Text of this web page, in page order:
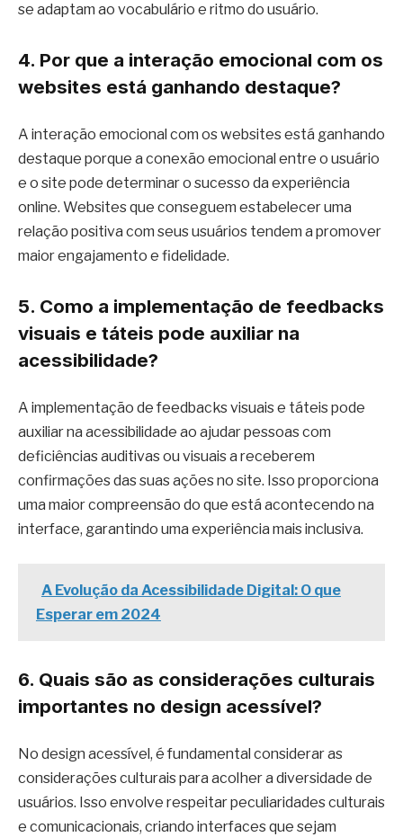
se adaptam ao vocabulário e ritmo do usuário.
4. Por que a interação emocional com os
websites está ganhando destaque?
A interação emocional com os websites está ganhando
destaque porque a conexão emocional entre o usuário
e o site pode determinar o sucesso da experiência
online. Websites que conseguem estabelecer uma
relação positiva com seus usuários tendem a promover
maior engajamento e fidelidade.
5. Como a implementação de feedbacks
visuais e táteis pode auxiliar na
acessibilidade?
A implementação de feedbacks visuais e táteis pode
auxiliar na acessibilidade ao ajudar pessoas com
deficiências auditivas ou visuais a receberem
confirmações das suas ações no site. Isso proporciona
uma maior compreensão do que está acontecendo na
interface, garantindo uma experiência mais inclusiva.
A Evolução da Acessibilidade Digital: O que
Esperar em 2024
6. Quais são as considerações culturais
importantes no design acessível?
No design acessível, é fundamental considerar as
considerações culturais para acolher a diversidade de
usuários. Isso envolve respeitar peculiaridades culturais
e comunicacionais, criando interfaces que sejam